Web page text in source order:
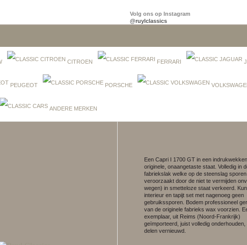
Volg ons op Instagram
@ruylclassics
CITROEN FERRARI
PEUGEOT PORSCHE
ANDERE MERKEN
Een Capri I 1700 GT in een
originele, onaangetaste staat. Volledig in
fabriekslak welke op de steenslag
veroorzaakt door de niet te vermijden
wegen) in smetteloze staat verkeerd.
interieur en tapijt set met nagenoeg geen
gebruikssporen. Bodem professioneel
van de originele fabrieks wax voorzien.
exemplaar, uit Reims (Noord-Frankrijk)
geïmporteerd, juist volledig onderhouden,
delen vernieuwd.